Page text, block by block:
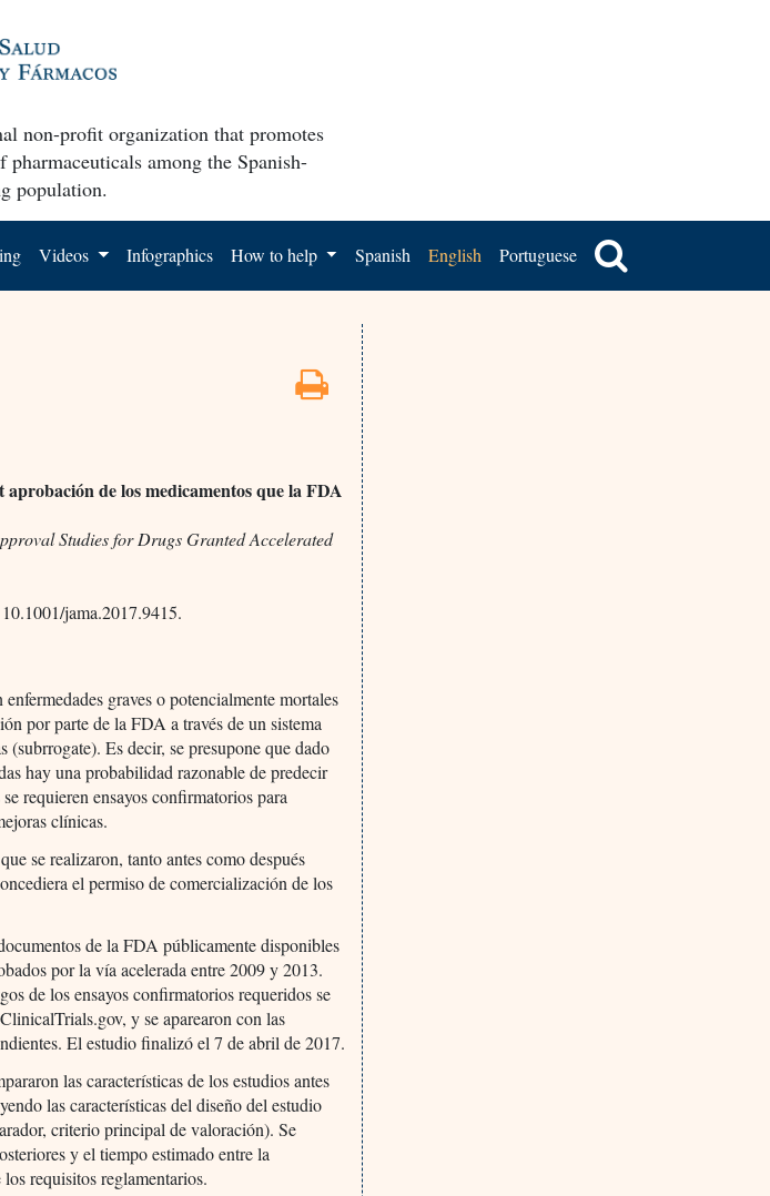
non-profit organization that promotes
pharmaceuticals among the Spanish-
population.
Videos Infographics How to help Spanish English Portuguese
de los medicamentos que la FDA
Studies for Drugs Granted Accelerated
jama.2017.9415.
graves o potencialmente mortales
por parte de la FDA a través de un sistema
(subrrogate). Es decir, se presupone que dado
hay una probabilidad razonable de predecir
requieren ensayos confirmatorios para
clínicas.
se realizaron, tanto antes como después
el permiso de comercialización de los
de la FDA públicamente disponibles
por la vía acelerada entre 2009 y 2013.
de los ensayos confirmatorios requeridos se
y se aparearon con las
El estudio finalizó el 7 de abril de 2017.
las características de los estudios antes
las características del diseño del estudio
criterio principal de valoración). Se
y el tiempo estimado entre la
requisitos reglamentarios.